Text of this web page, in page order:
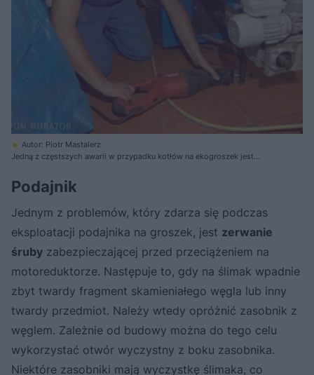
Autor: Piotr Mastalerz
Jedną z częstszych awarii w przypadku kotłów na ekogroszek jest
Podajnik
Jednym z problemów, który zdarza się podczas
eksploatacji podajnika na groszek, jest zerwanie
śruby zabezpieczającej przed przeciążeniem na
motoreduktorze. Następuje to, gdy na ślimak wpadnie
zbyt twardy fragment skamieniałego węgla lub inny
twardy przedmiot. Należy wtedy opróżnić zasobnik z
węglem. Zależnie od budowy można do tego celu
wykorzystać otwór wyczystny z boku zasobnika.
Niektóre zasobniki mają wyczystkę ślimaka, co